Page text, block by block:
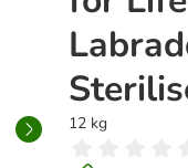
12 kg